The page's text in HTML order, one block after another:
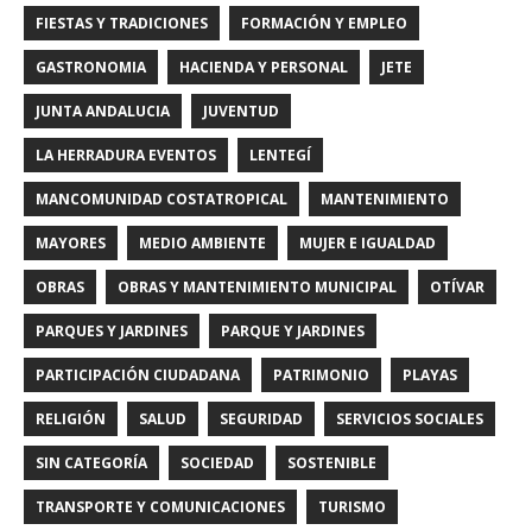
FIESTAS Y TRADICIONES FORMACIÓN Y EMPLEO
GASTRONOMIA HACIENDA Y PERSONAL JETE
JUNTA ANDALUCIA JUVENTUD
LA HERRADURA EVENTOS LENTEGÍ
MANCOMUNIDAD COSTATROPICAL MANTENIMIENTO
MAYORES MEDIO AMBIENTE MUJER E IGUALDAD
OBRAS OBRAS Y MANTENIMIENTO MUNICIPAL OTÍVAR
PARQUES Y JARDINES PARQUE Y JARDINES
PARTICIPACIÓN CIUDADANA PATRIMONIO PLAYAS
RELIGIÓN SALUD SEGURIDAD SERVICIOS SOCIALES
SIN CATEGORÍA SOCIEDAD SOSTENIBLE
TRANSPORTE Y COMUNICACIONES TURISMO